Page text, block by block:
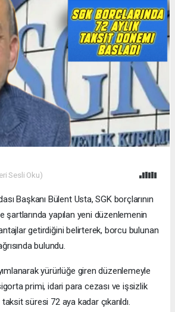
Sesli Oku)
Başkanı Bülent Usta, SGK borçlarının
yapılan yeni düzenlemenin
getirdiğini belirterek, borcu bulunan
bulundu.
yürürlüğe giren düzenlemeyle
primi, idari para cezası ve işsizlik
süresi 72 aya kadar çıkarıldı.